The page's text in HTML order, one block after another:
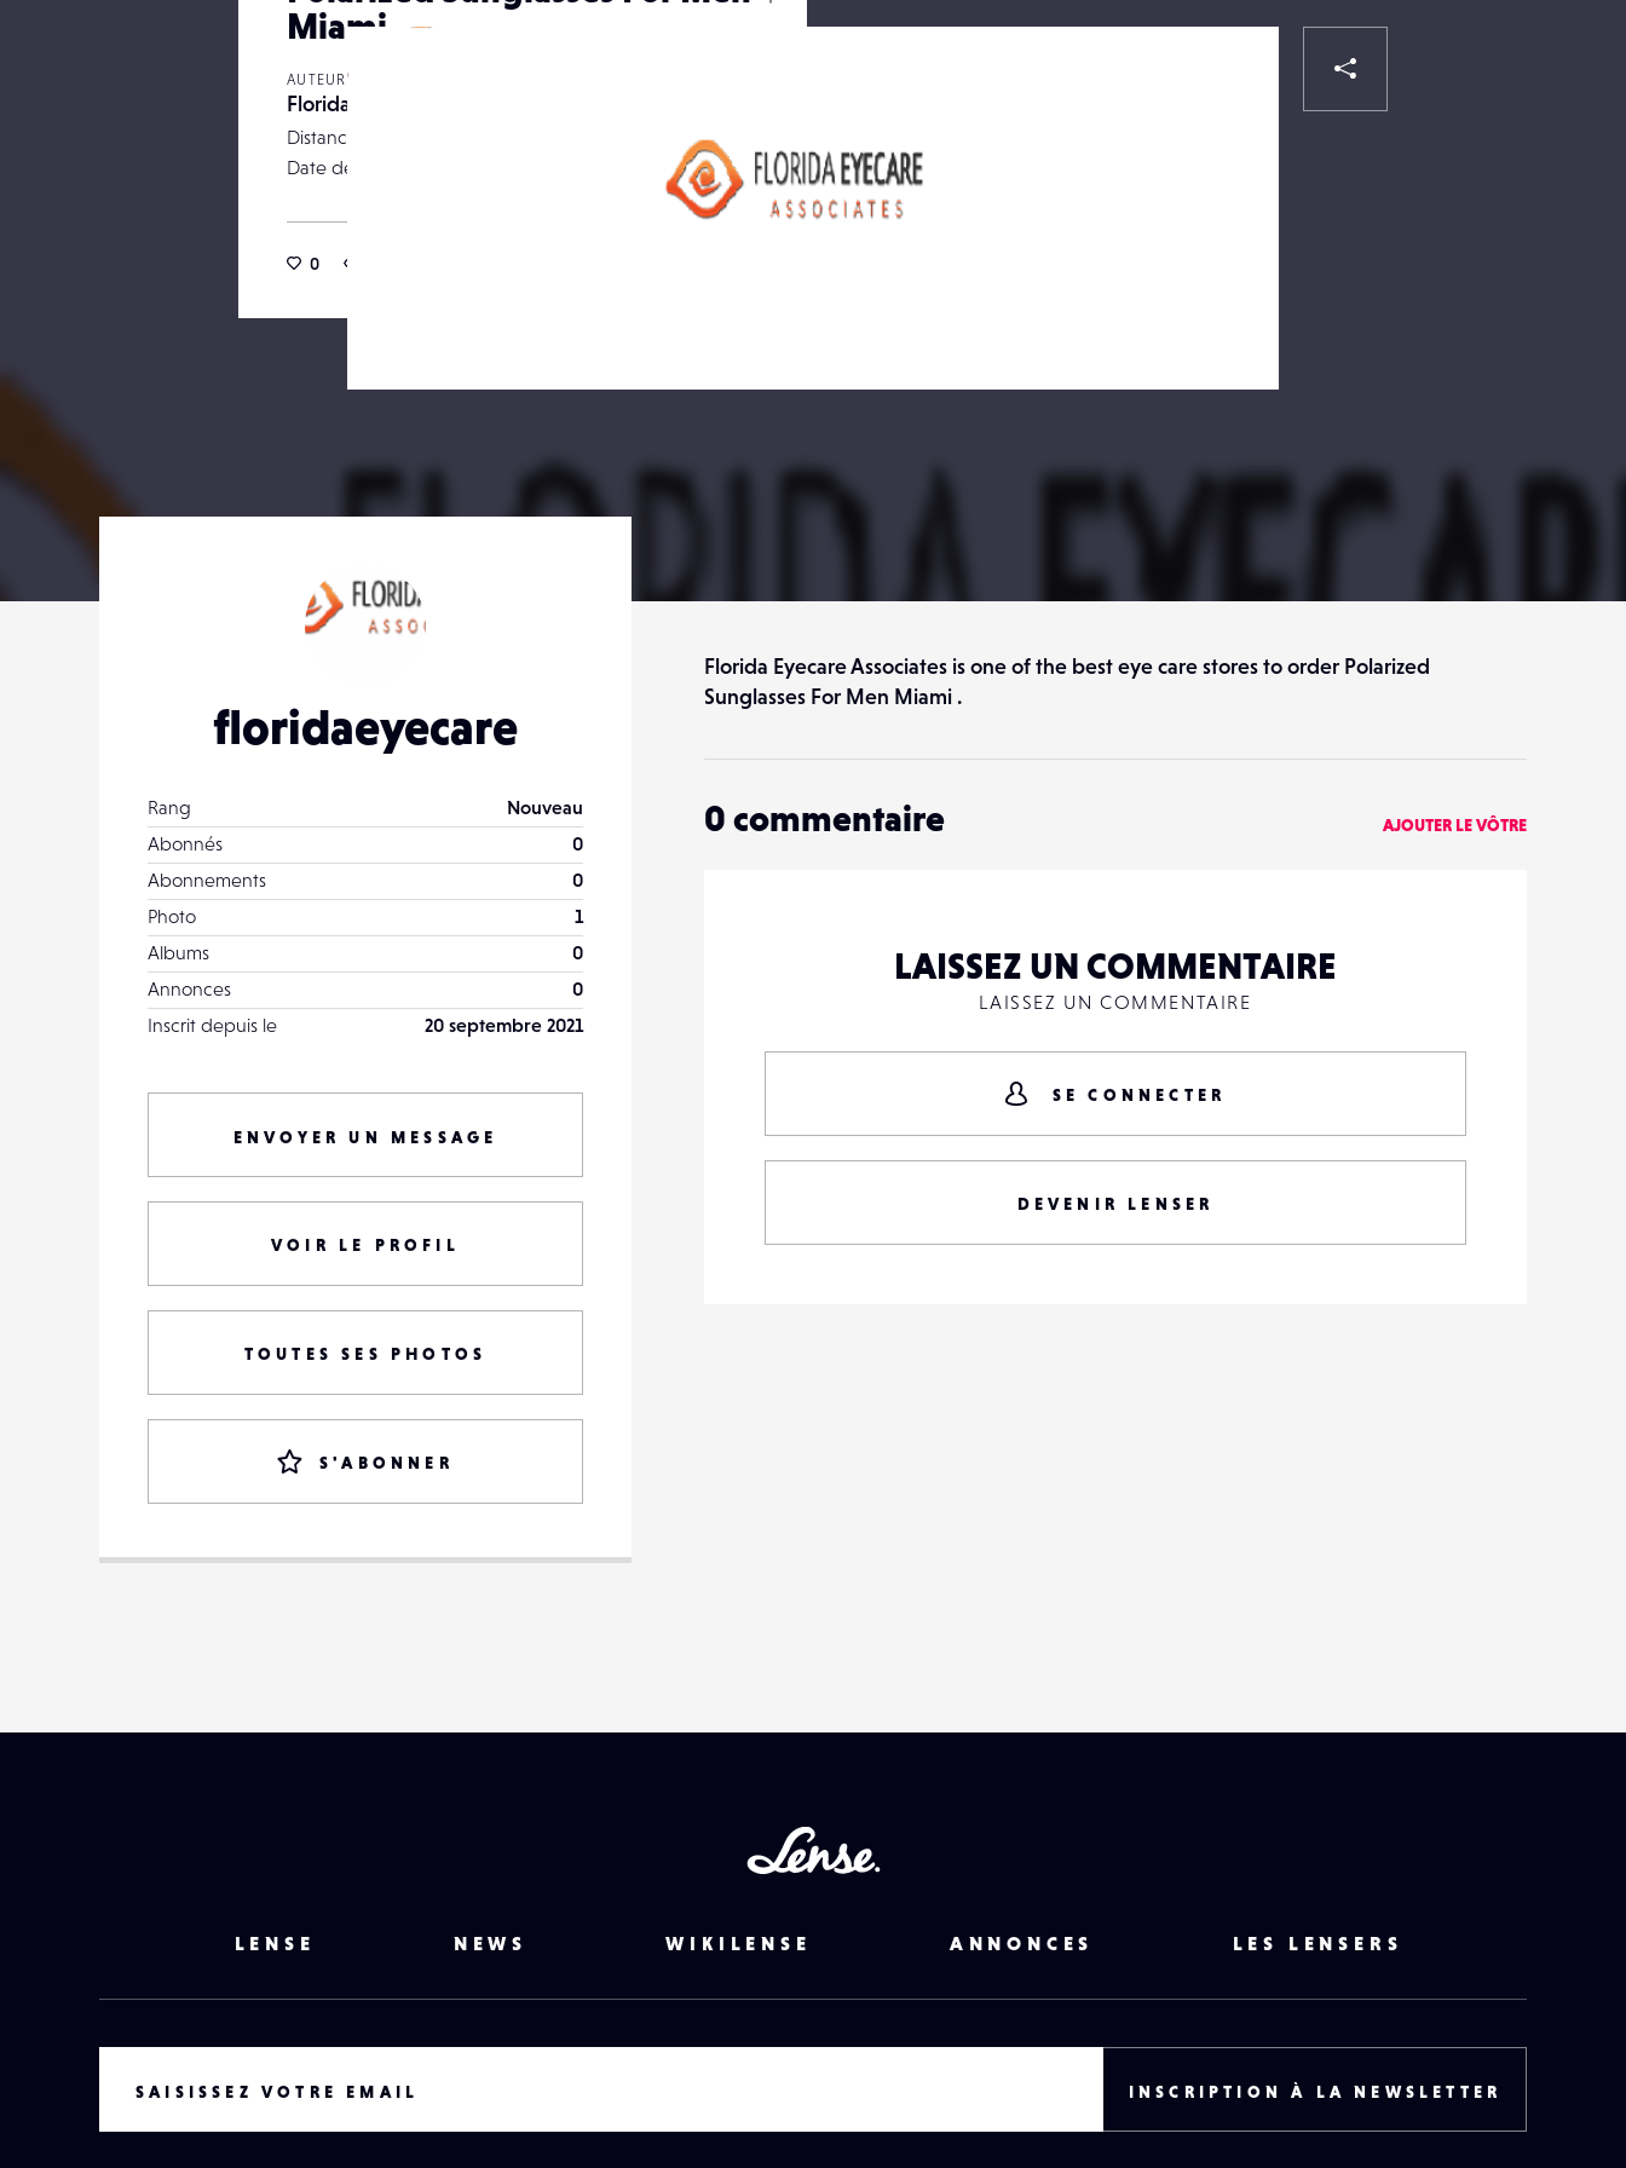
Miami
AUTEUR
Floridaeyecare
Distance focale
0 mm
Date de publication
20 septembre 2021
0
/
PARTAGER
floridaeyecare
Rang
Nouveau
Abonnés
0
Abonnements
0
Photo
1
Albums
0
Annonces
0
Inscrit depuis le
20 septembre 2021
ENVOYER UN MESSAGE
VOIR LE PROFIL
TOUTES SES PHOTOS
S'ABONNER
Florida Eyecare Associates is one of the best eye care stores to order Polarized
Sunglasses For Men Miami .
0 commentaire AJOUTER LE VÔTRE
LAISSEZ UN COMMENTAIRE
LAISSEZ UN COMMENTAIRE
SE CONNECTER
DEVENIR LENSER
LENSE NEWS WIKILENSE ANNONCES LES LENSERS
SAISISSEZ VOTRE EMAIL INSCRIPTION À LA NEWSLETTER